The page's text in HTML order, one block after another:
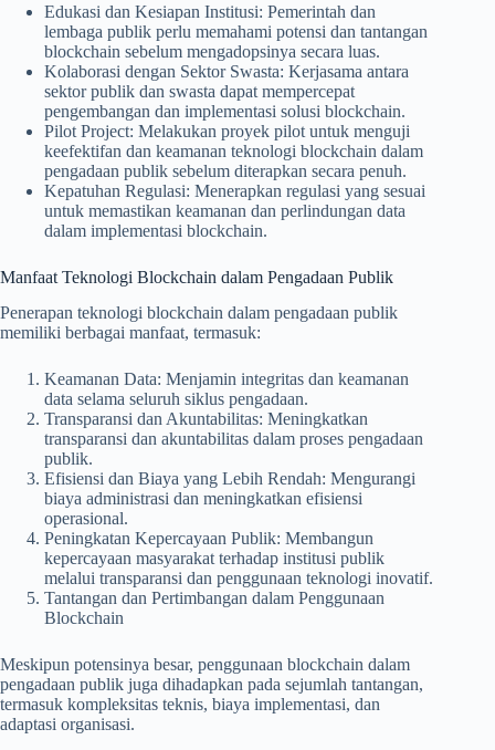
Edukasi dan Kesiapan Institusi: Pemerintah dan
lembaga publik perlu memahami potensi dan tantangan
blockchain sebelum mengadopsinya secara luas.
Kolaborasi dengan Sektor Swasta: Kerjasama antara
sektor publik dan swasta dapat mempercepat
pengembangan dan implementasi solusi blockchain.
Pilot Project: Melakukan proyek pilot untuk menguji
keefektifan dan keamanan teknologi blockchain dalam
pengadaan publik sebelum diterapkan secara penuh.
Kepatuhan Regulasi: Menerapkan regulasi yang sesuai
untuk memastikan keamanan dan perlindungan data
dalam implementasi blockchain.
Manfaat Teknologi Blockchain dalam Pengadaan Publik
Penerapan teknologi blockchain dalam pengadaan publik
memiliki berbagai manfaat, termasuk:
Keamanan Data: Menjamin integritas dan keamanan
data selama seluruh siklus pengadaan.
Transparansi dan Akuntabilitas: Meningkatkan
transparansi dan akuntabilitas dalam proses pengadaan
publik.
Efisiensi dan Biaya yang Lebih Rendah: Mengurangi
biaya administrasi dan meningkatkan efisiensi
operasional.
Peningkatan Kepercayaan Publik: Membangun
kepercayaan masyarakat terhadap institusi publik
melalui transparansi dan penggunaan teknologi inovatif.
Tantangan dan Pertimbangan dalam Penggunaan
Blockchain
Meskipun potensinya besar, penggunaan blockchain dalam
pengadaan publik juga dihadapkan pada sejumlah tantangan,
termasuk kompleksitas teknis, biaya implementasi, dan
adaptasi organisasi.